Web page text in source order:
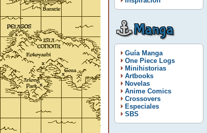
Manga
Guía Manga
One Piece Logs
Minihistorias
Artbooks
Novelas
Anime Comics
Crossovers
Especiales
SBS